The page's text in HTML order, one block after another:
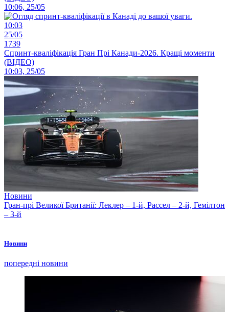
10:06, 25/05
10:03
25/05
1739
Спринт-кваліфікація Гран Прі Канади-2026. Кращі моменти
(ВІДЕО)
10:03, 25/05
Новини
Гран-прі Великої Британії: Леклер – 1-й, Рассел – 2-й, Гемілтон
– 3-й
Новини
попередні новини